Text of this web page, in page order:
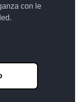
con le